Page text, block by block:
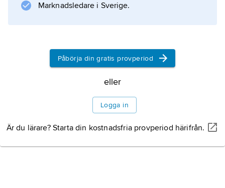
Marknadsledare i Sverige.
Påbörja din gratis provperiod
eller
Logga in
Är du lärare? Starta din kostnadsfria provperiod härifrån.